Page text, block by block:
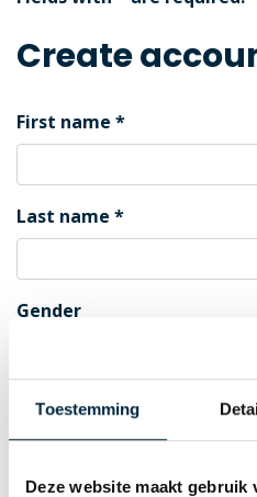
Toestemming
Deze website maakt gebruik
Create
First name
Last name
Gender
E-mail (Username)